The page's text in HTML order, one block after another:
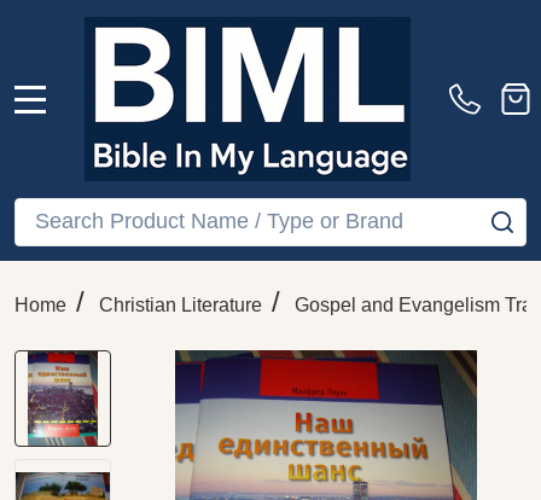
Search
Home / Christian Literature / Gospel and Evangelism